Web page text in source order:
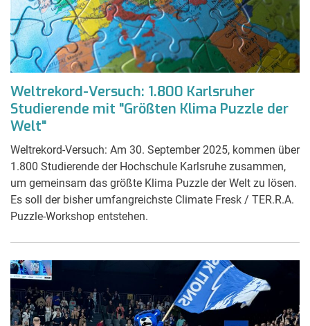
Weltrekord-Versuch: 1.800 Karlsruher
Studierende mit "Größten Klima Puzzle der
Welt"
Weltrekord-Versuch: Am 30. September 2025, kommen über
1.800 Studierende der Hochschule Karlsruhe zusammen,
um gemeinsam das größte Klima Puzzle der Welt zu lösen.
Es soll der bisher umfangreichste Climate Fresk / TER.R.A.
Puzzle-Workshop entstehen.